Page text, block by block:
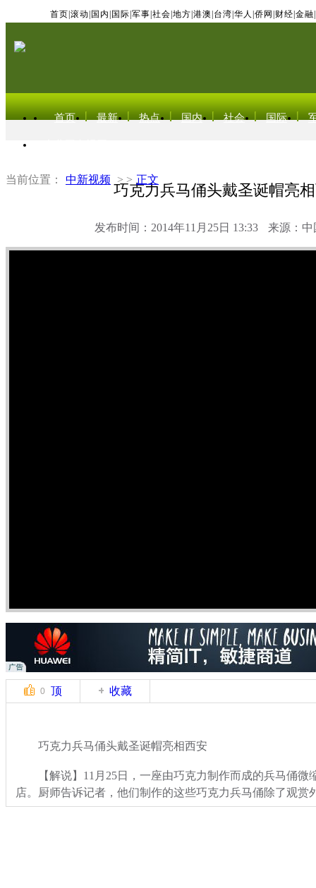
首页 滚动 国内 国际 军事 社会 地方 港澳 台湾 华人 侨网 财经 金融
首页 最新 热点 国内 社会 国际
当前位置： 中新视频 > > 正文
巧克力兵马俑头戴圣诞帽亮
发布时间：2014年11月25日 13:33 来源：中
0 顶 收藏
巧克力兵马俑头戴圣诞帽亮相西安
【解说】11月25日，一座由巧克力制作而成的兵马俑微
店。厨师告诉记者，他们制作的这些巧克力兵马俑除了观赏